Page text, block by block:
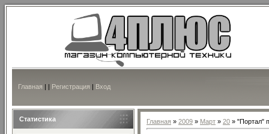
Главная | | Регистрация | Вход
Статистика Главная » 2009 » Март » 20 » "Портал"